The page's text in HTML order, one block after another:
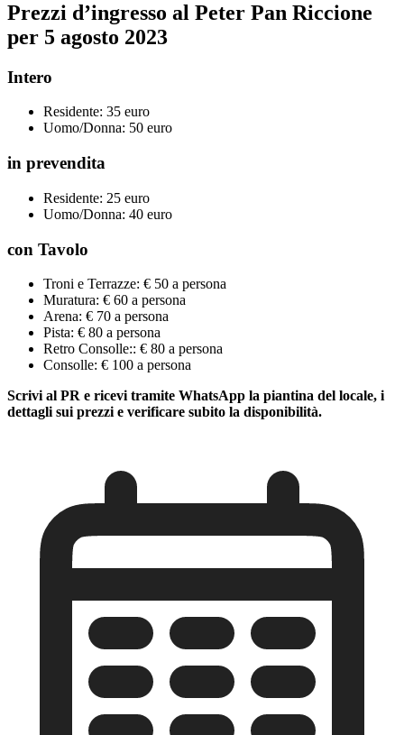
Prezzi d’ingresso al Peter Pan Riccione
per 5 agosto 2023
Intero
Residente: 35 euro
Uomo/Donna: 50 euro
in prevendita
Residente: 25 euro
Uomo/Donna: 40 euro
con Tavolo
Troni e Terrazze: € 50 a persona
Muratura: € 60 a persona
Arena: € 70 a persona
Pista: € 80 a persona
Retro Consolle:: € 80 a persona
Consolle: € 100 a persona
Scrivi al PR e ricevi tramite WhatsApp la piantina del locale, i
dettagli sui prezzi e verificare subito la disponibilità.